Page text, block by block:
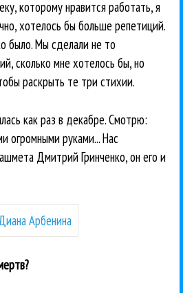
которому нравится работать, я
хотелось бы больше репетиций.
было. Мы сделали не то
сколько мне хотелось бы, но
раскрыть те три стихии.
как раз в декабре. Смотрю:
огромными руками... Нас
Дмитрий Гринченко, он его и